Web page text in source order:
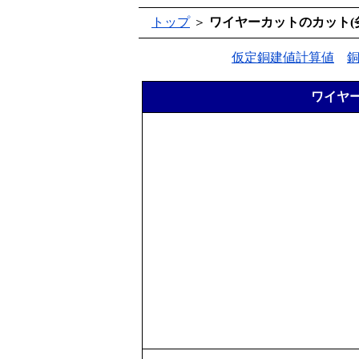
トップ＞ ワイヤーカットのカット(
仮定銅建値計算値
ワイヤ